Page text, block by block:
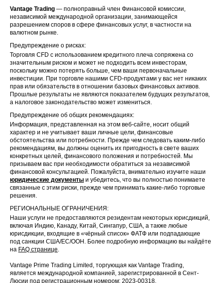
Vantage Trading — полноправный член Финансовой комиссии,
независимой международной организации, занимающейся
разрешением споров в сфере финансовых услуг, в частности на
валютном рынке.
Предупреждение о рисках:
Торговля CFD с использованием кредитного плеча сопряжена со
значительным риском и может не подходить всем инвесторам,
поскольку можно потерять больше, чем ваши первоначальные
инвестиции. При торговле нашими CFD-продуктами у вас нет никаких
прав или обязательств в отношении базовых финансовых активов.
Прошлые результаты не являются показателем будущих результатов,
а налоговое законодательство может измениться.
Предупреждение об общих рекомендациях:
Информация, представленная на этом веб-сайте, носит общий
характер и не учитывает ваши личные цели, финансовые
обстоятельства или потребности. Прежде чем следовать каким-либо
рекомендациям, вы должны оценить их пригодность в свете ваших
конкретных целей, финансового положения и потребностей. Мы
призываем вас при необходимости обратиться за независимой
финансовой консультацией. Пожалуйста, внимательно изучите наши
юридические документы и убедитесь, что вы полностью понимаете
связанные с этим риски, прежде чем принимать какие-либо торговые
решения.
РЕГИОНАЛЬНЫЕ ОГРАНИЧЕНИЯ:
Наши услуги не предоставляются резидентам некоторых юрисдикций,
включая Индию, Канаду, Китай, Сингапур, США, а также любые
юрисдикции, входящие в «чёрный список» ФАТФ или подпадающие
под санкции США/ЕС/ООН. Более подробную информацию вы найдёте
на FAQ странице.
Vantage Prime Trading Limited, торгующая как Vantage Trading,
является международной компанией, зарегистрированной в Сент-
Люсии под регистрационным номером: 2023-00318.